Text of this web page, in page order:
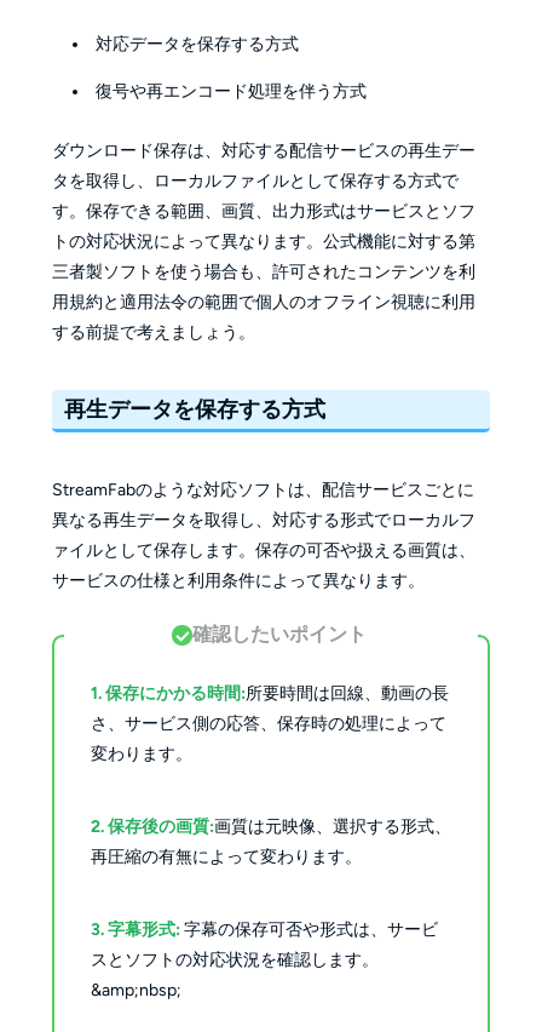
対応データを保存する方式
復号や再エンコード処理を伴う方式
ダウンロード保存は、対応する配信サービスの再生デー
タを取得し、ローカルファイルとして保存する方式で
す。保存できる範囲、画質、出力形式はサービスとソフ
トの対応状況によって異なります。公式機能に対する第
三者製ソフトを使う場合も、許可されたコンテンツを利
用規約と適用法令の範囲で個人のオフライン視聴に利用
する前提で考えましょう。
再生データを保存する方式
StreamFabのような対応ソフトは、配信サービスごとに
異なる再生データを取得し、対応する形式でローカルフ
ァイルとして保存します。保存の可否や扱える画質は、
サービスの仕様と利用条件によって異なります。
確認したいポイント
1. 保存にかかる時間:所要時間は回線、動画の長
さ、サービス側の応答、保存時の処理によって
変わります。
2. 保存後の画質:画質は元映像、選択する形式、
再圧縮の有無によって変わります。
3. 字幕形式:字幕の保存可否や形式は、サービ
スとソフトの対応状況を確認します。
&amp;nbsp;